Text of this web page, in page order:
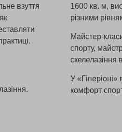
взуття
1600 кв. м,
різними
Майстер-
спорту,
скелелазіння
У
комфорт